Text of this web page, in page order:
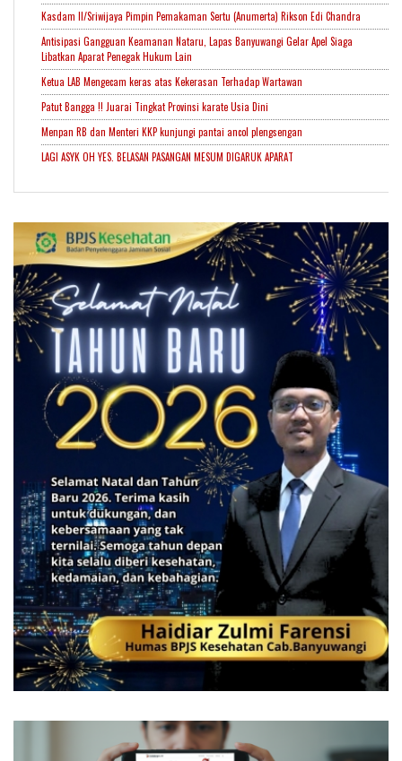
Kasdam II/Sriwijaya Pimpin Pemakaman Sertu (Anumerta) Rikson Edi Chandra
Antisipasi Gangguan Keamanan Nataru, Lapas Banyuwangi Gelar Apel Siaga
Libatkan Aparat Penegak Hukum Lain
Ketua LAB Mengecam keras atas Kekerasan Terhadap Wartawan
Patut Bangga !! Juarai Tingkat Provinsi karate Usia Dini
Menpan RB dan Menteri KKP kunjungi pantai ancol plengsengan
LAGI ASYK OH YES. BELASAN PASANGAN MESUM DIGARUK APARAT